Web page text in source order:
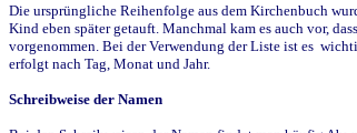
Die ursprüngliche Reihenfolge aus dem Kirchenbuch
Kind eben später getauft. Manchmal kam es auch vor,
vorgenommen. Bei der Verwendung der Liste ist es
erfolgt nach Tag, Monat und Jahr.
Schreibweise der Namen